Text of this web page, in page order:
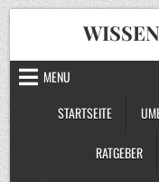
Skip
to
content
MENU
STARTSEITE
RATGEBER